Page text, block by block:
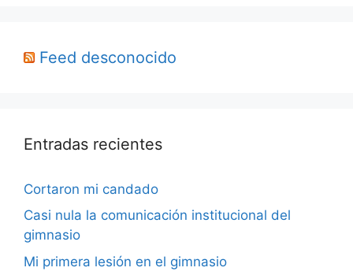
Feed desconocido
Entradas recientes
Cortaron mi candado
Casi nula la comunicación institucional del
gimnasio
Mi primera lesión en el gimnasio